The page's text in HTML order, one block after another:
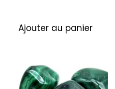
Ajouter au panier